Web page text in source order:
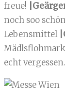
freue!
noch soo
Lebensmittel
echt